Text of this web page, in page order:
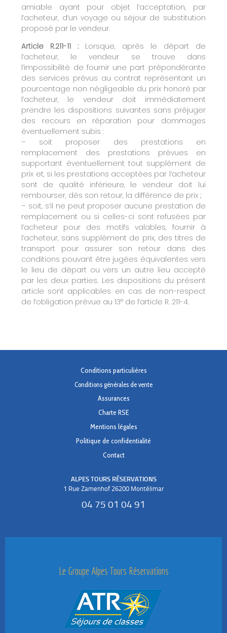
amiable ayant pour objet l’acceptation, par
l’acheteur, d’un voyage ou séjour de substitution
proposé par le vendeur.
Article R.211-11 : Lorsque, après le départ de
l’acheteur, le vendeur se trouve dans
l’impossibilité de fournir une part prépondérante
des services prévus au contrat représentant un
pourcentage non négligeable du prix honoré par
l’acheteur, le vendeur doit immédiatement
prendre les dispositions suivantes sans préjuger
des recours en réparation pour dommages
éventuellement subis :
– soit proposer des prestations en
remplacement des prestations prévues en
supportant éventuellement tout supplément de
prix et, si les prestations acceptées par l’acheteur
sont de qualité inférieure, le vendeur doit lui
rembourser, dès son retour, la différence de prix ;
– soit, s’il ne peut proposer aucune prestation de
remplacement ou si celles-ci sont refusées par
l’acheteur pour des motifs valables, fournir à
l’acheteur, sans supplément de prix, des titres de
transport pour assurer son retour dans des
conditions pouvant être jugées équivalentes vers
le lieu de départ ou vers un autre lieu accepté
par les deux parties. Les dispositions du présent
article sont applicables en cas de non-respect
de l’obligation prévue au 13° de l’article R. 211-4.
Conditions particulières
Conditions générales de vente
Assurances
Charte RSE
Mentions légales
Politique de confidentialité
Contact
ALPES TOURS RÉSERVATIONS
1 Rue Zamenhof 26200 Montélimar
04 75 01 04 91
Le Groupe Alpes Tours Réservations